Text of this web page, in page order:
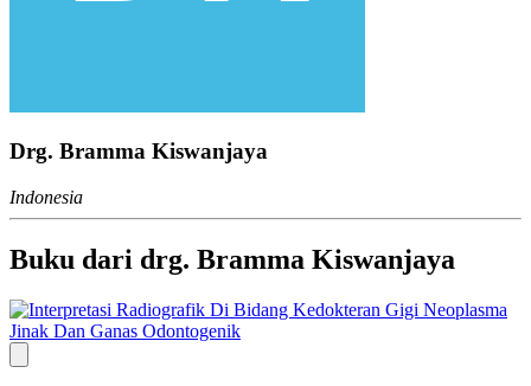
Drg. Bramma Kiswanjaya
Indonesia
Buku dari drg. Bramma Kiswanjaya